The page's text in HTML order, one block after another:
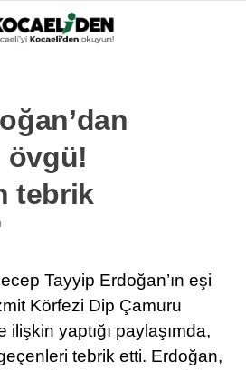
övgü!
tebrik
Tayyip Erdoğan’ın eşi
Körfezi Dip Çamuru
ilişkin yaptığı paylaşımda,
tebrik etti. Erdoğan,